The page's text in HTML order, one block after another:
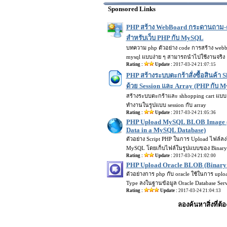
Sponsored Links
PHP สร้าง WebBoard กระดานถาม
สำหรับเว็บ PHP กับ MySQL
บทความ php ตัวอย่าง code การสร้าง
mysql แบบง่าย ๆ สามารถนำไปใช้งานจริง
Rating : Update : 2017-03-24 21:07:15
PHP สร้างระบบตะกร้าสั่งซื้อสินค้า
ด้วย Session และ Array (PHP กับ
สร้างระบบตะกร้าและ shhopping cart แบ
ทำงานในรูปแบบ session กับ array
Rating : Update : 2017-03-24 21:05:36
PHP Upload MySQL BLOB
Data in a MySQL Database)
ตัวอย่าง Script PHP ในการ Upload ไฟล์
MySQL โดยเก็บไฟล์ในรูปแบบของ
Rating : Update : 2017-03-24 21:02:00
PHP Upload Oracle BLOB
ตัวอย่างการ php กับ oracle ใช้ในการ
Type ลงในฐานข้อมูล Oracle Database
Rating : Update : 2017-03-24 21:04:13
ลองค้นหาสิ่งที่ต้อ